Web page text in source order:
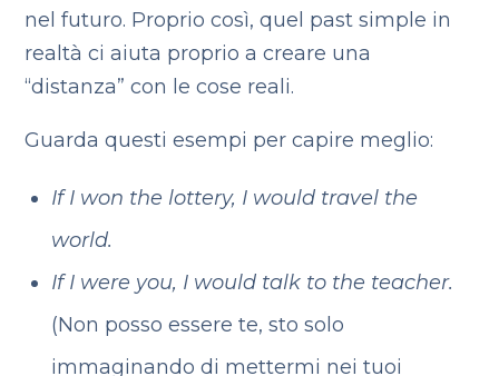
nel futuro. Proprio così, quel past simple in
realtà ci aiuta proprio a creare una
“distanza” con le cose reali.
Guarda questi esempi per capire meglio:
If I won the lottery, I would travel the
world.
If I were you, I would talk to the teacher.
(Non posso essere te, sto solo
immaginando di mettermi nei tuoi